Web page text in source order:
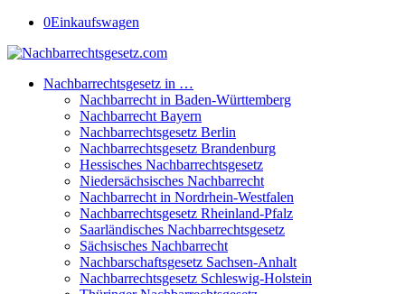
0Einkaufswagen
Nachbarrechtsgesetz in …
Nachbarrecht in Baden-Württemberg
Nachbarrecht Bayern
Nachbarrechtsgesetz Berlin
Nachbarrechtsgesetz Brandenburg
Hessisches Nachbarrechtsgesetz
Niedersächsisches Nachbarrecht
Nachbarrecht in Nordrhein-Westfalen
Nachbarrechtsgesetz Rheinland-Pfalz
Saarländisches Nachbarrechtsgesetz
Sächsisches Nachbarrecht
Nachbarschaftsgesetz Sachsen-Anhalt
Nachbarrechtsgesetz Schleswig-Holstein